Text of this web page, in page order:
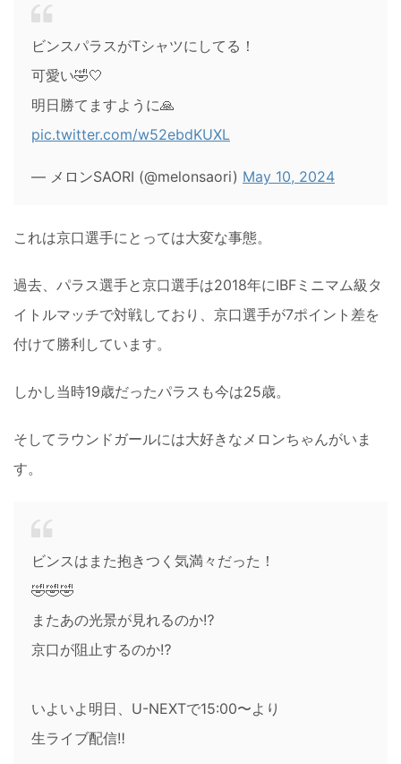
ビンスパラスがTシャツにしてる！
可愛い🤣🤍
明日勝てますように🙏
pic.twitter.com/w52ebdKUXL
— メロンSAORI (@melonsaori) May 10, 2024
これは京口選手にとっては大変な事態。
過去、パラス選手と京口選手は2018年にIBFミニマム級タ
イトルマッチで対戦しており、京口選手が7ポイント差を
付けて勝利しています。
しかし当時19歳だったパラスも今は25歳。
そしてラウンドガールには大好きなメロンちゃんがいま
す。
ビンスはまた抱きつく気満々だった！
🤣🤣🤣
またあの光景が見れるのか⁉️
京口が阻止するのか⁉️
いよいよ明日、U-NEXTで15:00〜より
生ライブ配信‼️